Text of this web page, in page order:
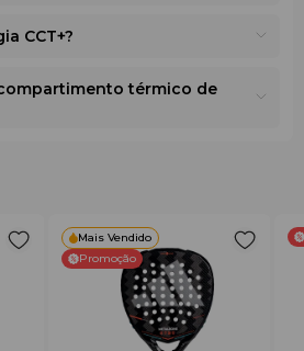
CCT+?
térmico de
Mais Vendido
Promoção